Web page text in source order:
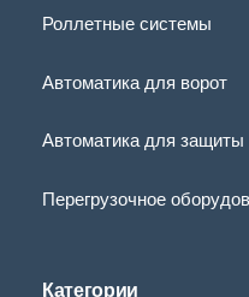
Роллетные системы
Автоматика для ворот
Автоматика для защиты
Перегрузочное
Категории